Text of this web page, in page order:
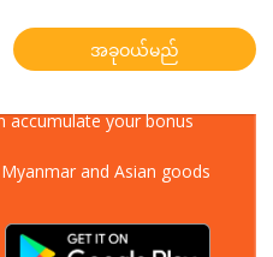
အခုဝယ်မည်
accumulate your bonus
and Asian goods